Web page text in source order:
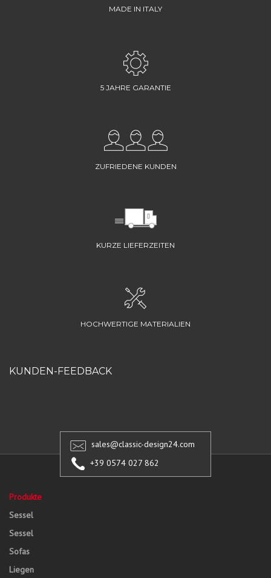
MADE IN ITALY
5 JAHRE GARANTIE
ZUFRIEDENE KUNDEN
KURZE LIEFERZEITEN
HOCHWERTIGE MATERIALIEN
KUNDEN-FEEDBACK
sales@classic-design24.com
+39 0574 027 862
Produkte
Sessel
Sessel
Sofas
Liegen